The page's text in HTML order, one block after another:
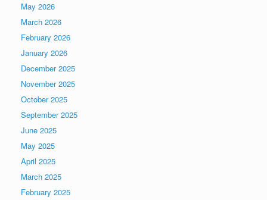
May 2026
March 2026
February 2026
January 2026
December 2025
November 2025
October 2025
September 2025
June 2025
May 2025
April 2025
March 2025
February 2025